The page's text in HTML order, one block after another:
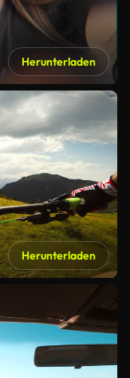
Herunterladen
Herunterladen